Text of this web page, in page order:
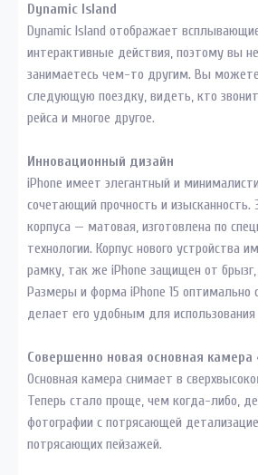
Dynamic Island
Dynamic Island отображает
интерактивные действия, поэтому вы
занимаетесь чем-то другим. Вы
следующую поездку, видеть, кто
рейса и многое другое.
Инновационный дизайн
iPhone имеет элегантный и
сочетающий прочность и изысканность.
корпуса — матовая, изготовлена по
технологии. Корпус нового устройства
рамку, так же iPhone защищен от
Размеры и форма iPhone 15 оптимально
делает его удобным для использования
Совершенно новая основная
Основная камера снимает в
Теперь стало проще, чем когда-либо,
фотографии с потрясающей
потрясающих пейзажей.